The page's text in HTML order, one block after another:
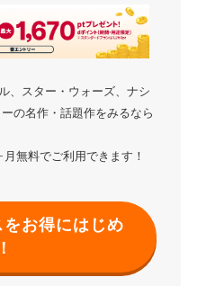
、スター・ウォーズ、ナシ
の名作・話題作をみるなら
無料でご利用できます！
お得にはじめ